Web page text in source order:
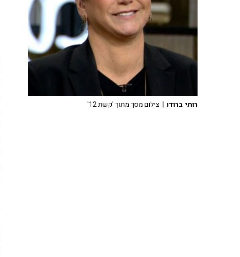
רותי ברודו | צילום מסך מתוך 'קשת 12'